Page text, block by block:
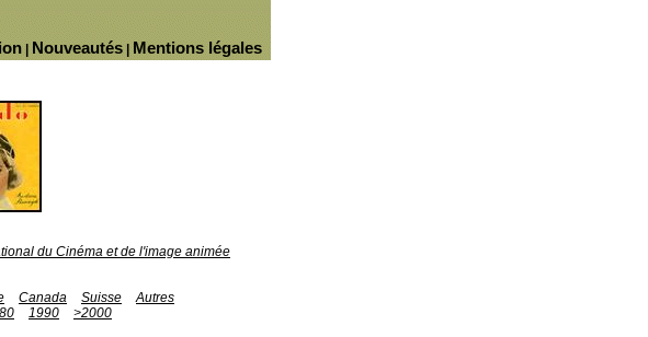
Mentions légales
Nouveautés
du Cinéma et de l'image animée
Canada Suisse
Autres
1990
>2000